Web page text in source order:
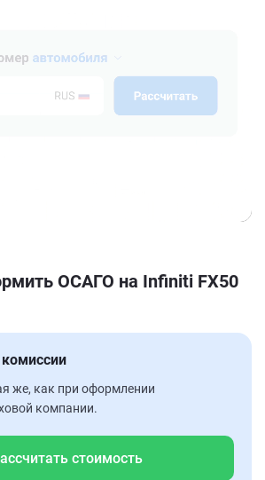
ОСАГО на Infiniti FX50
же, как при оформлении
компании.
стоимость